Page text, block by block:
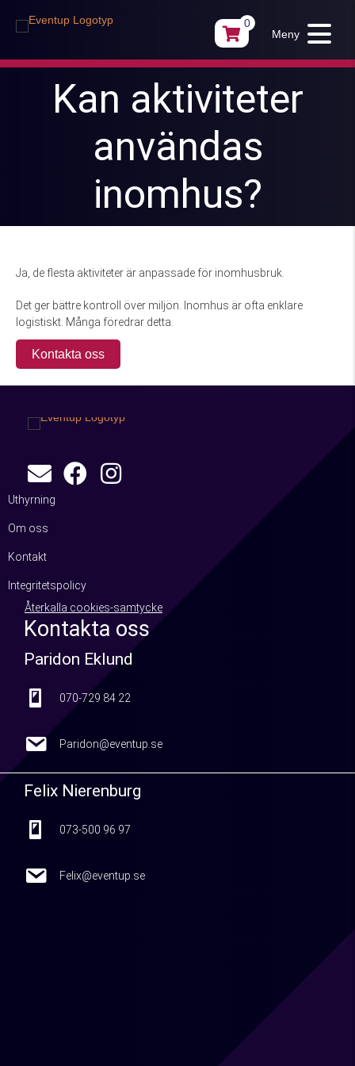
0
Meny
Kan aktiviteter
användas
inomhus?
Ja, de flesta aktiviteter är anpassade för inomhusbruk.
Det ger bättre kontroll över miljön. Inomhus är ofta enklare
logistiskt. Många föredrar detta.
Kontakta oss
Uthyrning
Om oss
Kontakt
Integritetspolicy
Återkalla cookies-samtycke
Kontakta oss
Paridon Eklund
070-729 84 22
070-729 84 22
Paridon@eventup.se
Paridon@eventup.se
Felix Nierenburg
073-500 96 97
073-500 96 97
Felix@eventup.se
Felix@eventup.se